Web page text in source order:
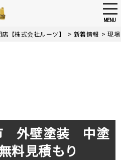
MENU
【株式会社ルーツ】 > 新着情報 >現
外壁塗装 中塗
見積もり